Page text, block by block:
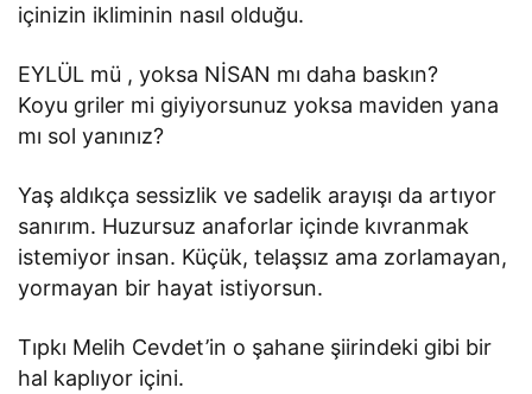
içinizin ikliminin nasıl olduğu.
EYLÜL mü , yoksa NİSAN mı daha baskın?
Koyu griler mi giyiyorsunuz yoksa maviden yana
mı sol yanınız?
Yaş aldıkça sessizlik ve sadelik arayışı da artıyor
sanırım. Huzursuz anaforlar içinde kıvranmak
istemiyor insan. Küçük, telaşsız ama zorlamayan,
yormayan bir hayat istiyorsun.
Tıpkı Melih Cevdet’in o şahane şiirindeki gibi bir
hal kaplıyor içini.